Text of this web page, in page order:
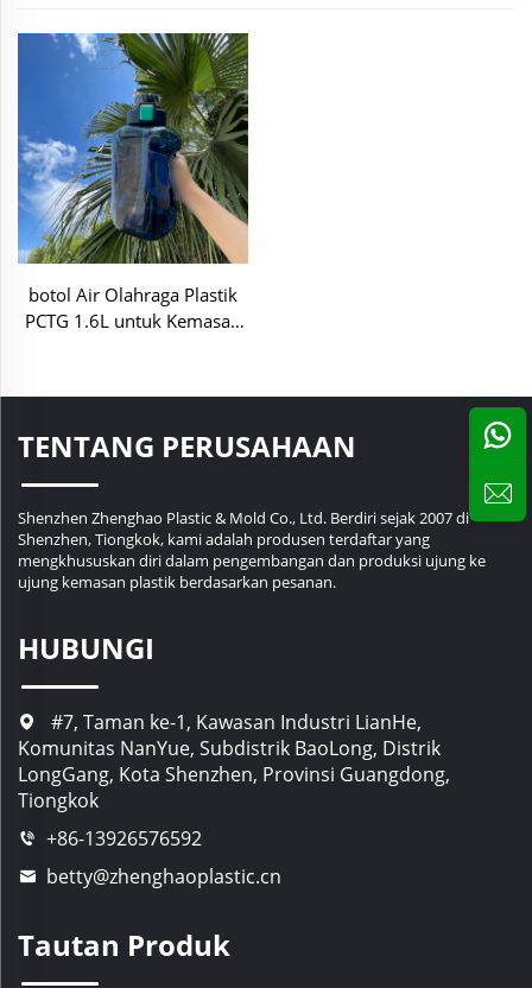
botol Air Olahraga Plastik
PCTG 1.6L untuk Kemasan
TENTANG PERUSAHAAN
Shenzhen Zhenghao Plastic & Mold Co., Ltd. Berdiri sejak 2007 di
Shenzhen, Tiongkok, kami adalah produsen terdaftar yang
mengkhususkan diri dalam pengembangan dan produksi ujung ke
ujung kemasan plastik berdasarkan pesanan.
HUBUNGI
#7, Taman ke-1, Kawasan Industri LianHe,
Komunitas NanYue, Subdistrik BaoLong, Distrik
LongGang, Kota Shenzhen, Provinsi Guangdong,
Tiongkok
+86-13926576592
betty@zhenghaoplastic.cn
Tautan Produk